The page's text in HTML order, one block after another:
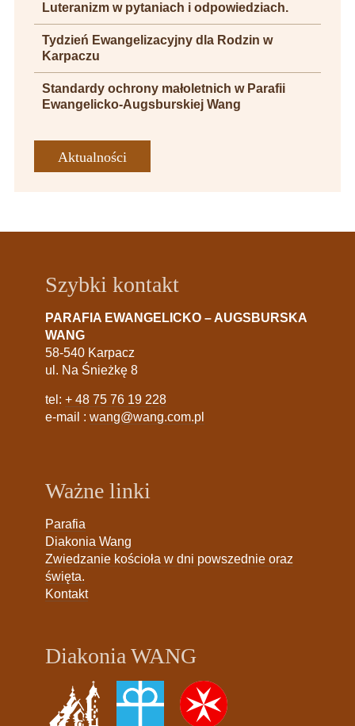
Luteranizm w pytaniach i odpowiedziach.
Tydzień Ewangelizacyjny dla Rodzin w
Karpaczu
Standardy ochrony małoletnich w Parafii
Ewangelicko-Augsburskiej Wang
Aktualności
Szybki kontakt
PARAFIA EWANGELICKO – AUGSBURSKA
WANG
58-540 Karpacz
ul. Na Śnieżkę 8
tel: + 48 75 76 19 228
e-mail : wang@wang.com.pl
Ważne linki
Parafia
Diakonia Wang
Zwiedzanie kościoła w dni powszednie oraz
święta.
Kontakt
Diakonia WANG